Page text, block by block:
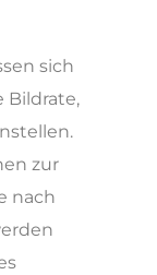
sich
Bildrate,
zur
nach